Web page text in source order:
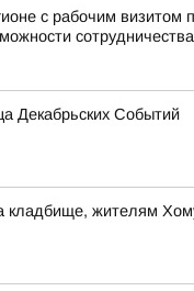
с рабочим
сотрудничества
Декабрьских Событий
кладбище, жителям